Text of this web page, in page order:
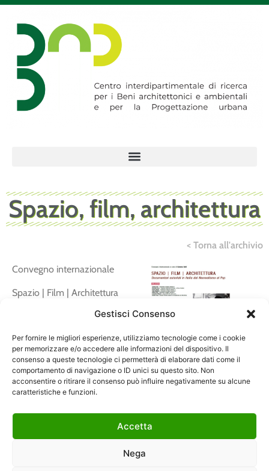
Gestisci Consenso
Per fornire le migliori esperienze, utilizziamo tecnologie come i cookie
per memorizzare e/o accedere alle informazioni del dispositivo. Il
consenso a queste tecnologie ci permetterà di elaborare dati come il
comportamento di navigazione o ID unici su questo sito. Non
acconsentire o ritirare il consenso può influire negativamente su alcune
caratteristiche e funzioni.
Accetta
Nega
Spazio, film, architettura
< Torna all'archivio
Convegno internazionale
Spazio | Film | Architettura
Documentari autoriali in
Pop